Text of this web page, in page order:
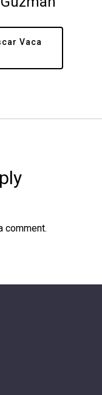
Vaca
comment.